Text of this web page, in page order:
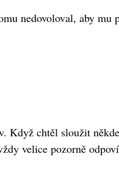
nedovoloval, aby mu
Když chtěl sloužit
velice pozorně